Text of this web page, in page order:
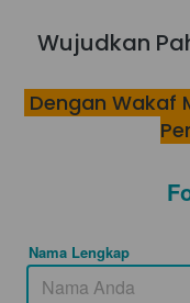
Wujudkan
Nama Lengkap